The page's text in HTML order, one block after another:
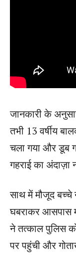
जानकारी के
तभी 13 वर्षीय
चला गया और डूब
गहराई का
साथ में मौजूद
घबराकर आसपास
ने तत्काल पुलिस
पर पहुंची और